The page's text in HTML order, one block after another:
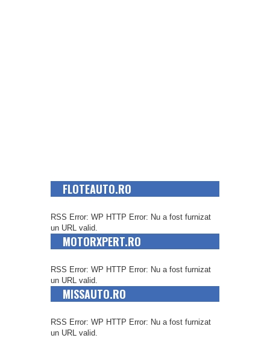
FLOTEAUTO.RO
RSS Error: WP HTTP Error: Nu a fost furnizat
un URL valid.
MOTORXPERT.RO
RSS Error: WP HTTP Error: Nu a fost furnizat
un URL valid.
MISSAUTO.RO
RSS Error: WP HTTP Error: Nu a fost furnizat
un URL valid.